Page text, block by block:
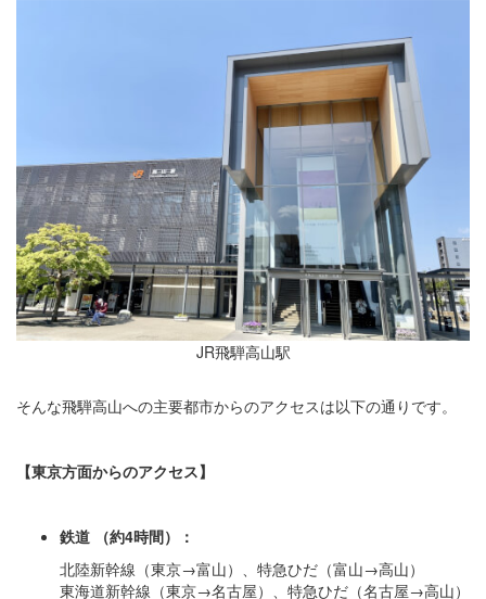
JR飛騨高山駅
そんな飛騨高山への主要都市からのアクセスは以下の通りです。
【東京方面からのアクセス】
鉄道
（約4時間）：
北陸新幹線（東京→富山）、特急ひだ（富山→高山）
東海道新幹線（東京→名古屋）、特急ひだ（名古屋→高山）